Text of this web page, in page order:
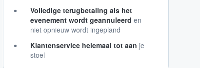
Volledige terugbetaling als het
evenement wordt geannuleerd en
niet opnieuw wordt ingepland
Klantenservice helemaal tot aan je
stoel